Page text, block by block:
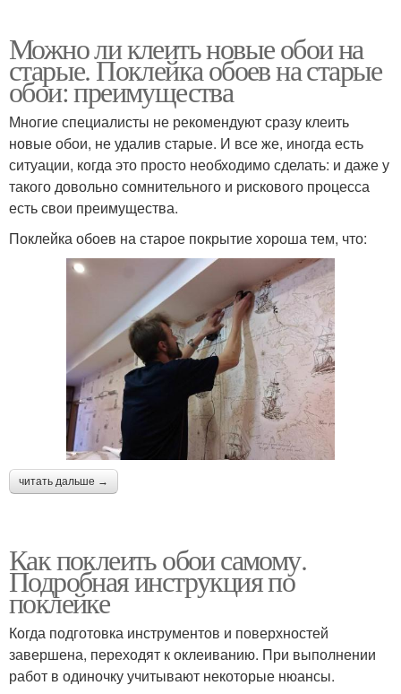
Можно ли клеить новые обои на
старые. Поклейка обоев на старые
обои: преимущества
Многие специалисты не рекомендуют сразу клеить
новые обои, не удалив старые. И все же, иногда есть
ситуации, когда это просто необходимо сделать: и даже у
такого довольно сомнительного и рискового процесса
есть свои преимущества.
Поклейка обоев на старое покрытие хороша тем, что:
читать дальше →
Как поклеить обои самому.
Подробная инструкция по
поклейке
Когда подготовка инструментов и поверхностей
завершена, переходят к оклеиванию. При выполнении
работ в одиночку учитывают некоторые нюансы.